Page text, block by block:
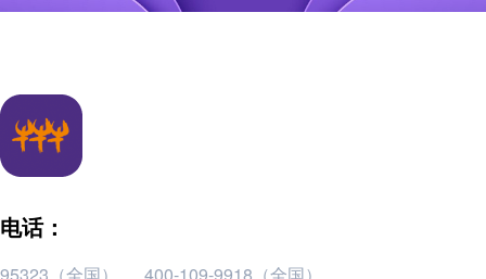
电话：
95323（全国）
400-109-9918（全国）